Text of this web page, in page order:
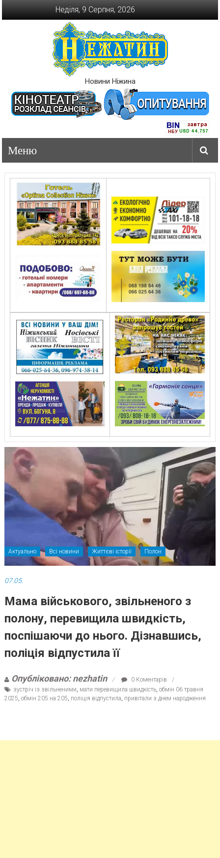
Неділя, 9 Серпня, 2026
Новини Ніжина
Актуально Всі новини Життєві історії Полон
07.05.
Мама військового, звільненого з
полону, перевищила швидкість,
поспішаючи до нього. Дізнавшись,
поліція відпустила її
Опубліковано: nezhatin
0 Коментарів
зустріч із звільненими мати перевищила швидкість, обмін 06 травня
2025 обмін 205 на 205 поліція відпустила привітали з днем народження